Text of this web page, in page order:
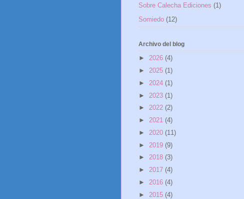
Sobre Calecha Ediciones (1)
Somiedo (12)
Archivo del blog
► 2026 (4)
► 2025 (1)
► 2024 (1)
► 2023 (1)
► 2022 (2)
► 2021 (4)
► 2020 (11)
► 2019 (9)
► 2018 (3)
► 2017 (4)
► 2016 (4)
► 2015 (4)